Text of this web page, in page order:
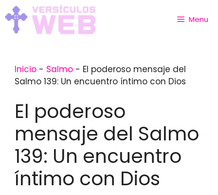
Skip
to
content
Menu
Inicio - Salmo - El poderoso mensaje del
Salmo 139: Un encuentro íntimo con Dios
El poderoso
mensaje del Salmo
139: Un encuentro
íntimo con Dios